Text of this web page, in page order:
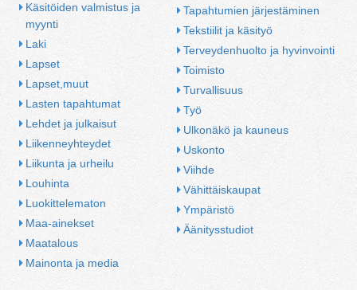
Käsitöiden valmistus ja
myynti
Laki
Lapset
Lapset,muut
Lasten tapahtumat
Lehdet ja julkaisut
Liikenneyhteydet
Liikunta ja urheilu
Louhinta
Luokittelematon
Maa-ainekset
Maatalous
Mainonta ja media
Tapahtumien järjestäminen
Tekstiilit ja käsityö
Terveydenhuolto ja hyvinvointi
Toimisto
Turvallisuus
Työ
Ulkonäkö ja kauneus
Uskonto
Viihde
Vähittäiskaupat
Ympäristö
Äänitysstudiot